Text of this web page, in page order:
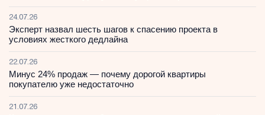
24.07.26
Эксперт назвал шесть шагов к спасению проекта в
условиях жесткого дедлайна
22.07.26
Минус 24% продаж — почему дорогой квартиры
покупателю уже недостаточно
21.07.26